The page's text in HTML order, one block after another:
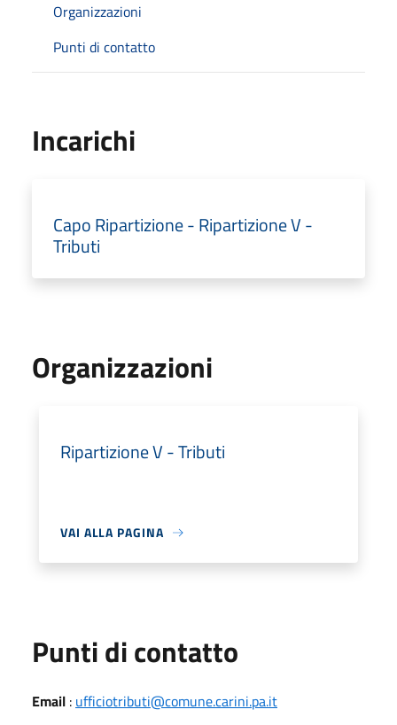
Organizzazioni
Punti di contatto
Incarichi
Capo Ripartizione - Ripartizione V -
Tributi
Organizzazioni
Ripartizione V - Tributi
VAI ALLA PAGINA
Punti di contatto
Email : ufficiotributi@comune.carini.pa.it